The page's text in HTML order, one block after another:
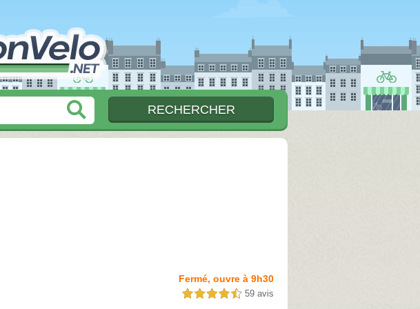
Fermé, ouvre à 9h30
4,5 étoiles sur 5 59 avis